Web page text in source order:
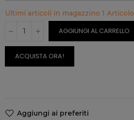
Ultimi articoli in magazzino 1 Articolo
AGGIUNGI AL CARRELLO
ACQUISTA ORA!
Aggiungi ai preferiti